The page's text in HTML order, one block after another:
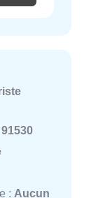
91530
: Aucun